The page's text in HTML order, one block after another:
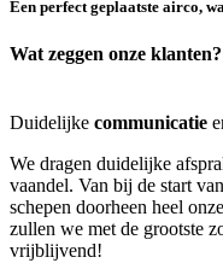
Een perfect geplaatste airco,
Wat zeggen onze klanten?
Duidelijke communicatie
We dragen duidelijke
vaandel. Van bij de start
schepen doorheen heel
zullen we met de grootste
vrijblijvend!